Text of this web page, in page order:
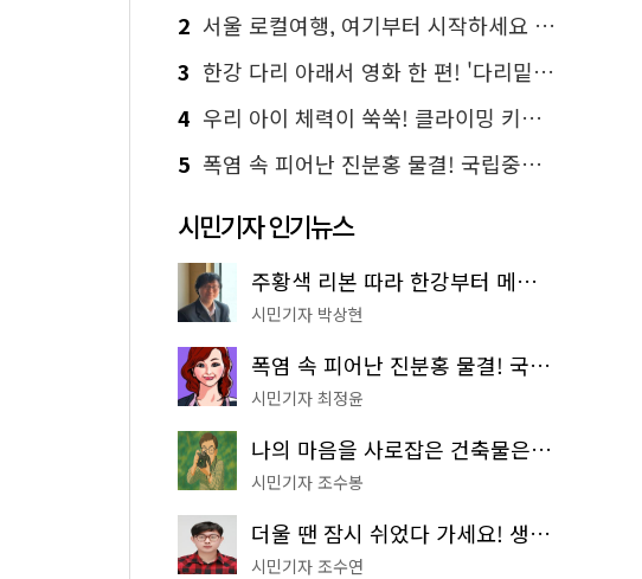
2 서울 로컬여행, 여기부터 시작하세요 '서울에디션25'
3 한강 다리 아래서 영화 한 편! '다리밑 영화관' 무료 상영
4 우리 아이 체력이 쑥쑥! 클라이밍 키즈카페·어린이 체력장
5 폭염 속 피어난 진분홍 물결! 국립중앙박물관 배롱나무 명소
시민기자 인기뉴스
주황색 리본 따라 한강부터 메타세쿼이아 숲길까지…서울둘레길 15코스
시민기자 박상현
폭염 속 피어난 진분홍 물결! 국립중앙박물관 배롱나무 명소
시민기자 최정윤
나의 마음을 사로잡은 건축물은? '서울시 건축상' 수상작 공개!
시민기자 조수봉
더울 땐 잠시 쉬었다 가세요! 생수 냉장고부터 해피소·무더위쉼터까지
시민기자 조수연